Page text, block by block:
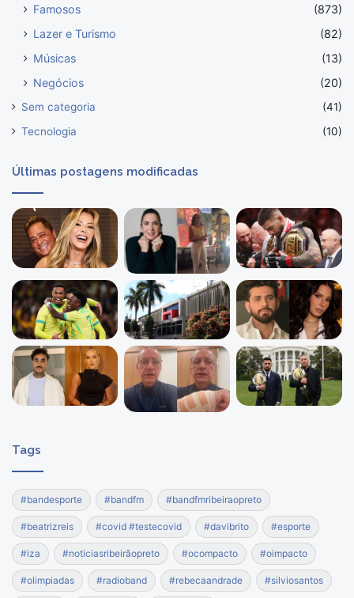
Famosos
(873)
Lazer e Turismo
(82)
Músicas
(13)
Negócios
(20)
Sem categoria
(41)
Tecnologia
(10)
Últimas postagens modificadas
Tags
#bandesporte #bandfm #bandfmribeiraopreto
#beatrizreis #covid #testecovid #davibrito #esporte
#iza #noticiasribeirãopreto #ocompacto #oimpacto
#olimpiadas #radioband #rebecaandrade #silviosantos